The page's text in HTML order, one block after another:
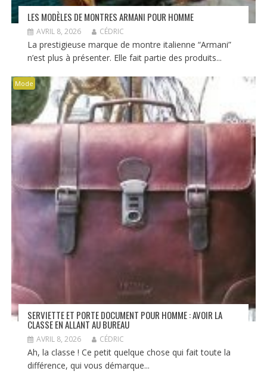
LES MODÈLES DE MONTRES ARMANI POUR HOMME
AVRIL 8, 2026 CÉDRIC
La prestigieuse marque de montre italienne “Armani”
n’est plus à présenter. Elle fait partie des produits...
Mode
SERVIETTE ET PORTE DOCUMENT POUR HOMME : AVOIR LA
CLASSE EN ALLANT AU BUREAU
AVRIL 8, 2026 CÉDRIC
Ah, la classe ! Ce petit quelque chose qui fait toute la
différence, qui vous démarque...